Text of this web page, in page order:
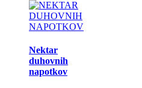
Nektar
duhovnih
napotkov